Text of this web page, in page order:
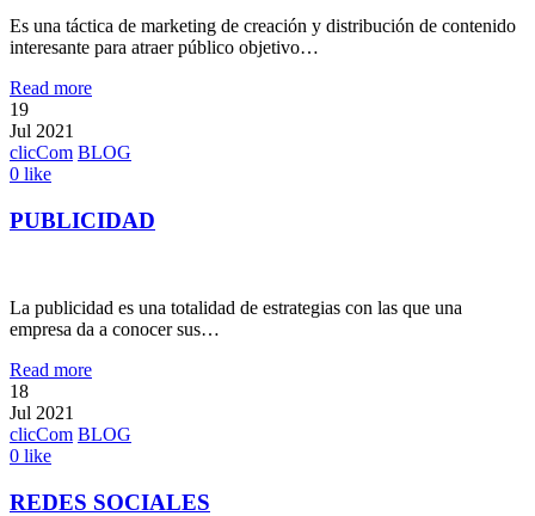
Es una táctica de marketing de creación y distribución de contenido
interesante para atraer público objetivo…
Read more
19
Jul 2021
clicCom BLOG
0 like
PUBLICIDAD
La publicidad es una totalidad de estrategias con las que una
empresa da a conocer sus…
Read more
18
Jul 2021
clicCom BLOG
0 like
REDES SOCIALES